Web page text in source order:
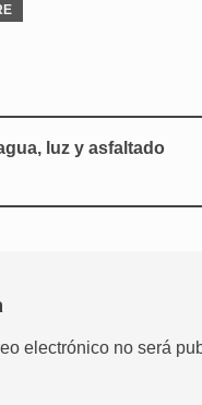
luz y asfaltado
electrónico no será